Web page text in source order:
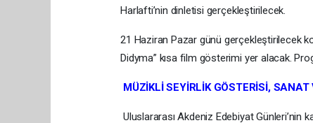
Harlafti’nin dinletisi gerçekleştirilecek.
21 Haziran Pazar günü gerçekleştirilecek
Didyma” kısa film gösterimi yer alacak.
MÜZİKLİ SEYİRLİK GÖSTERİSİ, SANAT
Uluslararası Akdeniz Edebiyat Günleri’nin